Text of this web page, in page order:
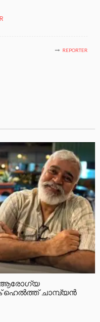
REPORTER
ഹെൽത്ത് ചാമ്പ്യൻ